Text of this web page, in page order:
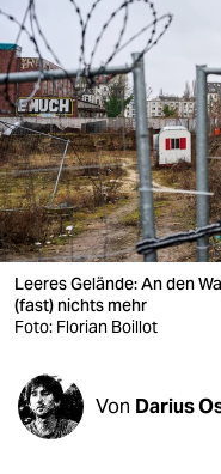
nord
wahrheit
verlag
verlag
veranstaltungen
shop
fragen & hilfe
unterstützen
abo
Leeres Gelände: An den
(fast) nichts mehr
Foto: Florian Boillot
Von Darius